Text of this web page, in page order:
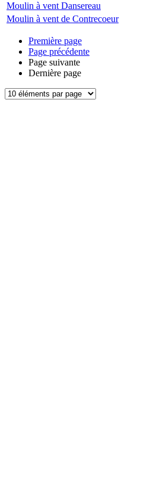
Moulin à vent Dansereau
Moulin à vent de Contrecoeur
Première page
Page précédente
Page suivante
Dernière page